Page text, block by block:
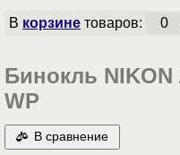
В корзинетоваров: 0
Бинокль NIKON
WP
В сравнение